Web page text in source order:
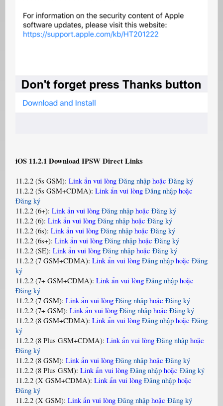
iOS 11.2.1 Download IPSW Direct Links
11.2.2 (5s GSM): Link ẩn vui lòng Đăng nhập hoặc Đăng ký
11.2.2 (5s GSM+CDMA): Link ẩn vui lòng Đăng nhập hoặc
Đăng ký
11.2.2 (6+): Link ẩn vui lòng Đăng nhập hoặc Đăng ký
11.2.2 (6): Link ẩn vui lòng Đăng nhập hoặc Đăng ký
11.2.2 (6s): Link ẩn vui lòng Đăng nhập hoặc Đăng ký
11.2.2 (6s+): Link ẩn vui lòng Đăng nhập hoặc Đăng ký
11.2.2 (SE): Link ẩn vui lòng Đăng nhập hoặc Đăng ký
11.2.2 (7 GSM+CDMA): Link ẩn vui lòng Đăng nhập hoặc Đăng
ký
11.2.2 (7+ GSM+CDMA): Link ẩn vui lòng Đăng nhập hoặc
Đăng ký
11.2.2 (7 GSM): Link ẩn vui lòng Đăng nhập hoặc Đăng ký
11.2.2 (7+ GSM): Link ẩn vui lòng Đăng nhập hoặc Đăng ký
11.2.2 (8 GSM+CDMA): Link ẩn vui lòng Đăng nhập hoặc Đăng
ký
11.2.2 (8 Plus GSM+CDMA): Link ẩn vui lòng Đăng nhập hoặc
Đăng ký
11.2.2 (8 GSM): Link ẩn vui lòng Đăng nhập hoặc Đăng ký
11.2.2 (8 Plus GSM): Link ẩn vui lòng Đăng nhập hoặc Đăng ký
11.2.2 (X GSM+CDMA): Link ẩn vui lòng Đăng nhập hoặc
Đăng ký
11.2.2 (X GSM): Link ẩn vui lòng Đăng nhập hoặc Đăng ký